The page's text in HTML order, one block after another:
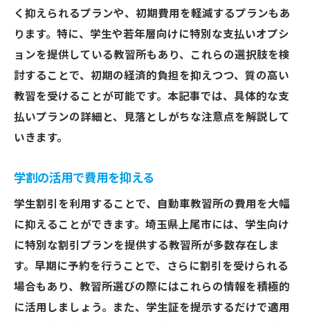
く抑えられるプランや、初期費用を軽減するプランもあ
ります。特に、学生や若年層向けに特別な支払いオプシ
ョンを提供している教習所もあり、これらの選択肢を検
討することで、初期の経済的負担を抑えつつ、質の高い
教習を受けることが可能です。本記事では、具体的な支
払いプランの詳細と、見落としがちな注意点を解説して
いきます。
学割の活用で費用を抑える
学生割引を利用することで、自動車教習所の費用を大幅
に抑えることができます。埼玉県上尾市には、学生向け
に特別な割引プランを提供する教習所が多数存在しま
す。早期に予約を行うことで、さらに割引を受けられる
場合もあり、教習所選びの際にはこれらの情報を積極的
に活用しましょう。また、学生証を提示するだけで適用